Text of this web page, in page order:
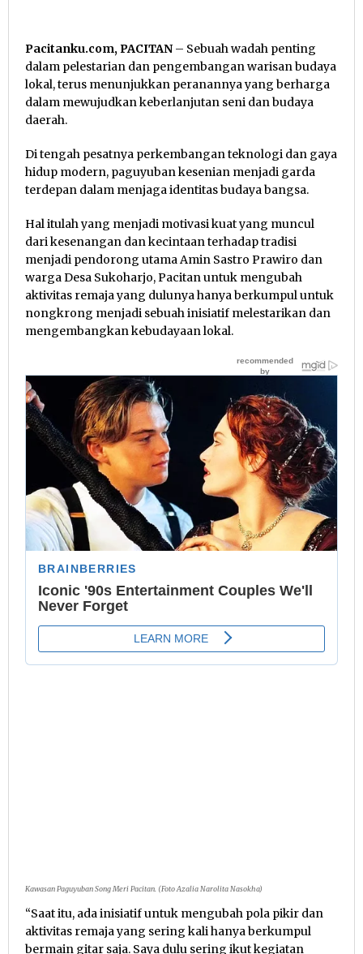
Pacitanku.com, PACITAN – Sebuah wadah penting
dalam pelestarian dan pengembangan warisan budaya
lokal, terus menunjukkan peranannya yang berharga
dalam mewujudkan keberlanjutan seni dan budaya
daerah.
Di tengah pesatnya perkembangan teknologi dan gaya
hidup modern, paguyuban kesenian menjadi garda
terdepan dalam menjaga identitas budaya bangsa.
Hal itulah yang menjadi motivasi kuat yang muncul
dari kesenangan dan kecintaan terhadap tradisi
menjadi pendorong utama Amin Sastro Prawiro dan
warga Desa Sukoharjo, Pacitan untuk mengubah
aktivitas remaja yang dulunya hanya berkumpul untuk
nongkrong menjadi sebuah inisiatif melestarikan dan
mengembangkan kebudayaan lokal.
Kawasan Paguyuban Song Meri Pacitan. (Foto Azalia Narolita Nasokha)
“Saat itu, ada inisiatif untuk mengubah pola pikir dan
aktivitas remaja yang sering kali hanya berkumpul
bermain gitar saja. Saya dulu sering ikut kegiatan